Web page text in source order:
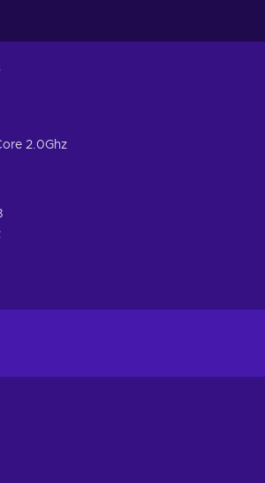
However, don’t expect to achieve
need the right amount of patience
reach that long term goal. Yet it will only
and mechanics make up Kingdom
be surprised when you catch yourself
such skills as precision, quick response
can create the perfect shelters able to
– Most content of the game is
game includes a story campaign meant
to manage resources and fight against
to survive;
2.0Ghz